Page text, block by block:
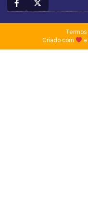
Termos|
Criado com
e